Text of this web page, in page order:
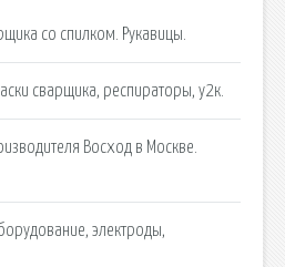
со спилком. Рукавицы.
сварщика, респираторы, у2к.
Восход в Москве.
электроды,